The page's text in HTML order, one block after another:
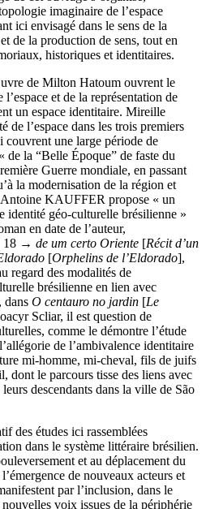
imaginaire de l’espace
ici envisagé dans le sens de la
de la production de sens, tout en
historiques et identitaires.
de Milton Hatoum ouvrent le
et de la représentation de
un espace identitaire. Mireille
l’espace dans les trois premiers
une large période de
de la “Belle Époque” de faste du
Guerre mondiale, en passant
la modernisation de la région et
KAUFFER propose « un
identité géo-culturelle brésilienne »
en date de l’auteur,
18 → de um certo Oriente [Récit d’un
[Orphelins de l’Eldorado],
regard des modalités de
brésilienne en lien avec
dans O centauro no jardin [Le
Scliar, il est question de
comme le démontre l’étude
de l’ambivalence identitaire
mi-homme, mi-cheval, fils de juifs
dont le parcours tisse des liens avec
descendants dans la ville de São
des études ici rassemblées
dans le système littéraire brésilien.
et au déplacement du
de nouveaux acteurs et
par l’inclusion, dans le
voix issues de la périphérie